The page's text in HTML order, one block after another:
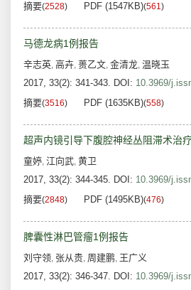
摘要(2528) PDF (1547KB)(561)
马德龙病1例报告
辛志英, 高卉, 蒉乙文, 金清龙, 温晓玉
2017, 33(2): 341-343. DOI: 10.3969/
摘要(3516) PDF (1635KB)(558)
超声内镜引导下腹腔神经丛阻滞术治
童婷, 江向武, 黄卫
2017, 33(2): 344-345. DOI: 10.3969/
摘要(2848) PDF (1495KB)(476)
脾囊性淋巴管瘤1例报告
刘守领, 张从贵, 周建鹏, 王广义
2017, 33(2): 346-347. DOI: 10.3969/